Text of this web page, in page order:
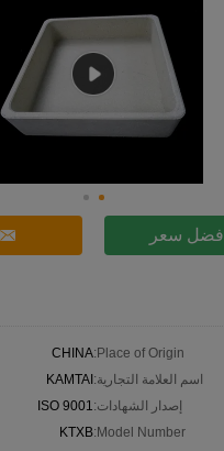
افضل سعر
Place of Origin:
CHINA
اسم العلامة التجارية:KAMTAI
إصدار الشهادات:ISO 9001
Model Number:
KTXB